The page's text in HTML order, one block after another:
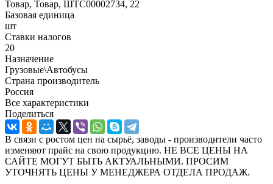
Товар, Товар, ШТС00002734, 22
Базовая единица
шт
Ставки налогов
20
Назначение
Грузовые\Автобусы
Страна производитель
Россия
Все характеристики
Поделиться
В связи с ростом цен на сырьё, заводы - производители часто
изменяют прайс на свою продукцию. НЕ ВСЕ ЦЕНЫ НА
САЙТЕ МОГУТ БЫТЬ АКТУАЛЬНЫМИ. ПРОСИМ
УТОЧНЯТЬ ЦЕНЫ У МЕНЕДЖЕРА ОТДЕЛА ПРОДАЖ.